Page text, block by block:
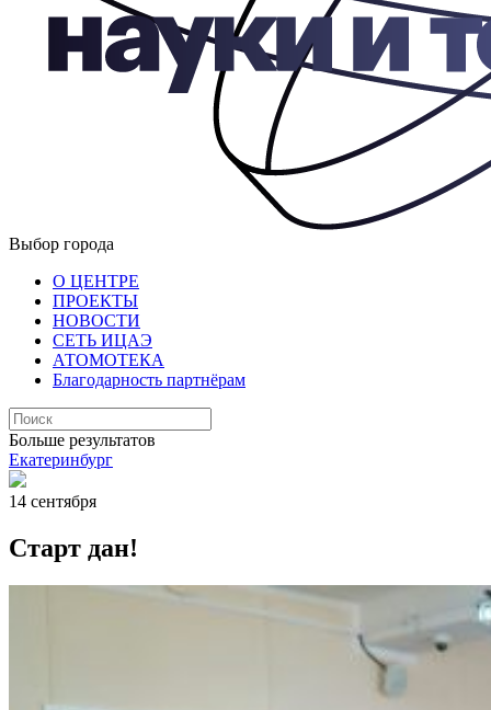
Выбор города
О ЦЕНТРЕ
ПРОЕКТЫ
НОВОСТИ
СЕТЬ ИЦАЭ
АТОМОТЕКА
Благодарность партнёрам
Больше результатов
Екатеринбург
14 сентября
Старт дан!